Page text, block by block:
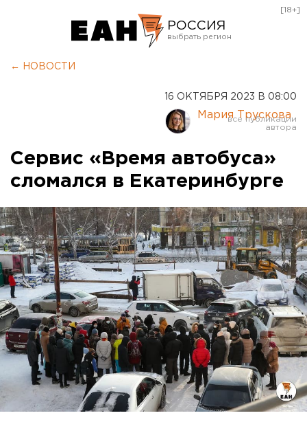
РОССИЯ
Курган
Оренбург
[18+]
← НОВОСТИ
16 ОКТЯБРЯ 2023 В 08:00
Мария Трускова
Сервис «Время автобуса»
сломался в Екатеринбурге